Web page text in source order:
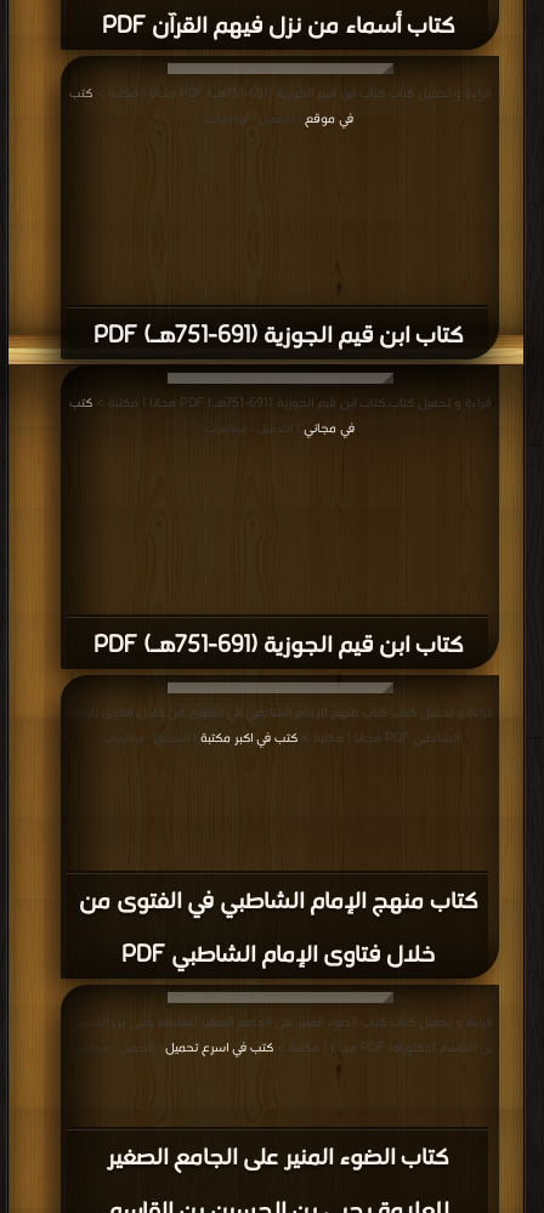
كتاب أسماء من نزل فيهم القرآن PDF
كتاب ابن قيم الجوزية (691-751هـ) PDF
قراءة و تحميل كتاب كتاب ابن قيم الجوزية (691-751هـ) PDF مجانا | مكتبة >
كتب
في موقع
| التحميل : مرة/مرات
كتاب ابن قيم الجوزية (691-751هـ) PDF
قراءة و تحميل كتاب كتاب ابن قيم الجوزية (691-751هـ) PDF مجانا | مكتبة >
كتب
في مجاني | التحميل : مرة/مرات
كتاب منهج الإمام الشاطبي في الفتوى من
خلال فتاوى الإمام الشاطبي PDF
قراءة و تحميل كتاب كتاب منهج الإمام الشاطبي في الفتوى من خلال فتاوى الإمام
الشاطبي PDF مجانا | مكتبة >
كتب في اكبر مكتبة | التحميل : مرة/مرات
كتاب الضوء المنير على الجامع الصغير
قراءة و تحميل كتاب كتاب الضوء المنير على الجامع الصغير للعلامة يحيى بن الحسين
بن القاسم (دكتوراه) PDF مجانا | مكتبة >
كتب في اسرع تحميل | التحميل : مرة/مرات